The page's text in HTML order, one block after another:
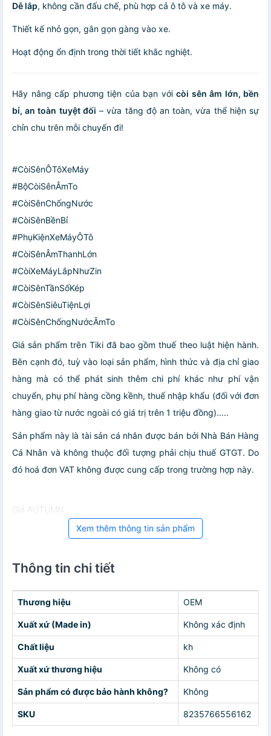
Dễ lắp, không cần đấu chế, phù hợp cả ô tô và xe máy.
Thiết kế nhỏ gọn, gắn gọn gàng vào xe.
Hoạt động ổn định trong thời tiết khắc nghiệt.
Hãy nâng cấp phương tiện của bạn với còi sên âm lớn, bền
bỉ, an toàn tuyệt đối – vừa tăng độ an toàn, vừa thể hiện sự
chỉn chu trên mỗi chuyến đi!
#CòiSênÔTôXeMáy
#BộCòiSênÂmTo
#CòiSênChốngNước
#CòiSênBềnBỉ
#PhụKiệnXeMáyÔTô
#CòiSênÂmThanhLớn
#CòiXeMáyLắpNhưZin
#CòiSênTầnSốKép
#CòiSênSiêuTiệnLợi
#CòiSênChốngNướcÂmTo
Giá sản phẩm trên Tiki đã bao gồm thuế theo luật hiện hành.
Bên cạnh đó, tuỳ vào loại sản phẩm, hình thức và địa chỉ giao
hàng mà có thể phát sinh thêm chi phí khác như phí vận
chuyển, phụ phí hàng cồng kềnh, thuế nhập khẩu (đối với đơn
hàng giao từ nước ngoài có giá trị trên 1 triệu đồng).....
Sản phẩm này là tài sản cá nhân được bán bởi Nhà Bán Hàng
Cá Nhân và không thuộc đối tượng phải chịu thuế GTGT. Do
đó hoá đơn VAT không được cung cấp trong trường hợp này.
Giá AUTUMN
Xem thêm thông tin sản phẩm
Thông tin chi tiết
Thương hiệu OEM
Xuất xứ (Made in) Không xác định
Chất liệu kh
Xuất xứ thương hiệu Không có
Sản phẩm có được bảo hành không? Không
SKU 8235766556162